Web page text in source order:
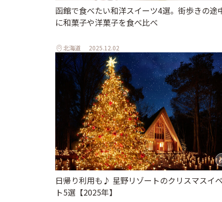
函館で食べたい和洋スイーツ4選。街歩きの途
に和菓子や洋菓子を食べ比べ
北海道 2025.12.02
日帰り利用も♪ 星野リゾートのクリスマスイ
ト5選【2025年】